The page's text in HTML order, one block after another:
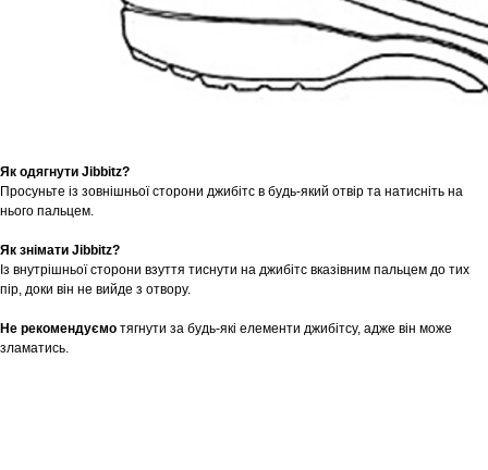
Як одягнути Jibbitz?
Просуньте із зовнішньої сторони джибітс в будь-який отвір та натисніть на
нього пальцем.
Як знімати Jibbitz?
Із внутрішньої сторони взуття тиснути на джибітс вказівним пальцем до тих
пір, доки він не вийде з отвору.
Не рекомендуємо тягнути за будь-які елементи джибітсу, адже він може
зламатись.